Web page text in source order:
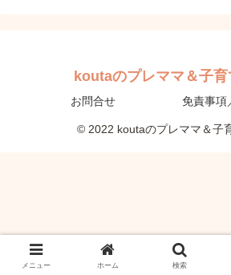
koutaのプレママ＆子育
お問合せ 免責事項
© 2022 koutaのプレママ＆子
メニュー ホーム 検索